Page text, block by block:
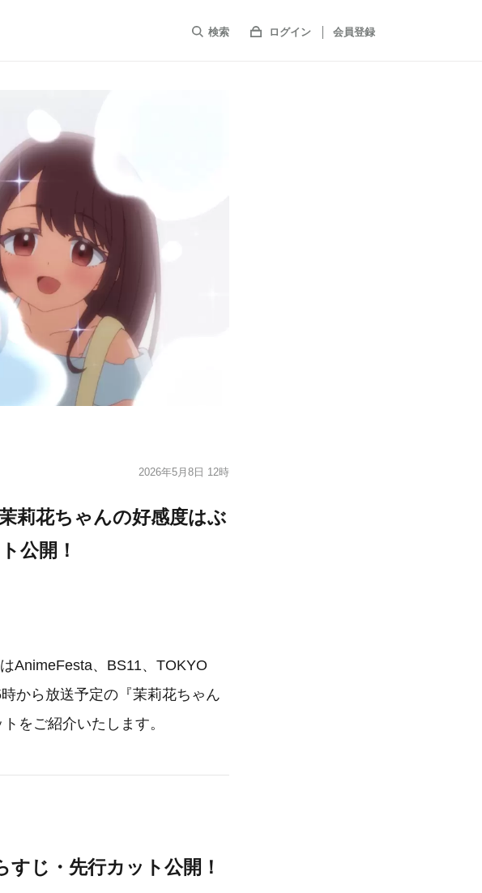
検索 ログイン 会員登録
2026年5月8日 12時
莉花ちゃんの好感度はぶ
公開！
AnimeFesta、BS11、TOKYO
から放送予定の『茉莉花ちゃん
をご紹介いたします。
じ・先行カット公開！